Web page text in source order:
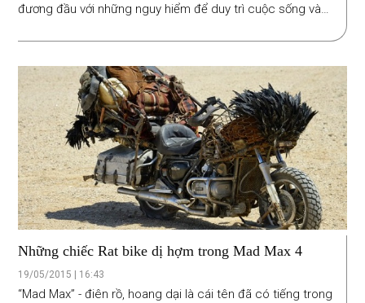
đương đầu với những nguy hiểm để duy trì cuộc sống và
môtô trên đất Mỹ - gồm toàn gã râu ria, xăm trổ đầy mình,
toán chất Mafia nguy hiểm, với súng và máu.
Những chiếc Rat bike dị hợm trong Mad Max 4
19/05/2015 | 16:43
“Mad Max” - điên rồ, hoang dại là cái tên đã có tiếng trong